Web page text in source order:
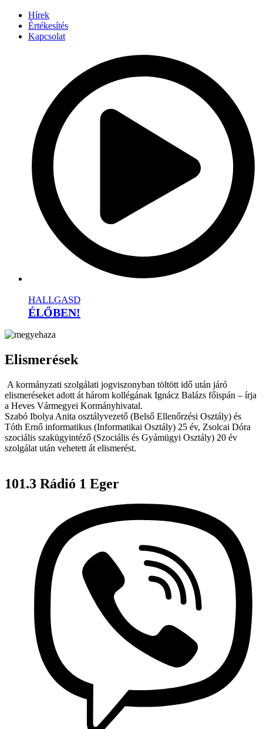
Hírek
Értékesítés
Kapcsolat
HALLGASD
ÉLŐBEN!
Elismerések
A kormányzati szolgálati jogviszonyban töltött idő után járó
elismeréseket adott át három kollégának Ignácz Balázs főispán – írja
a Heves Vármegyei Kormányhivatal.
Szabó Ibolya Anita osztályvezető (Belső Ellenőrzési Osztály) és
Tóth Ernő informatikus (Informatikai Osztály) 25 év, Zsolcai Dóra
szociális szakügyintéző (Szociális és Gyámügyi Osztály) 20 év
szolgálat után vehetett át elismerést.
101.3 Rádió 1 Eger